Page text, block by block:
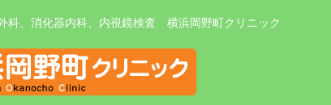
科、消化器内科、内視鏡検査 横浜岡野町クリニック